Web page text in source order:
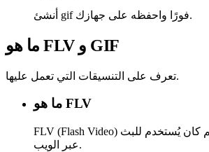
أنشئ gif فورًا واحفظه على جهازك.
ما هو FLV و GIF
تعرف على التنسيقات التي تعمل عليها.
ما هو FLV
FLV (Flash Video) هو تنسيق حاوية قديم كان يُستخدم للبث
عبر الويب.